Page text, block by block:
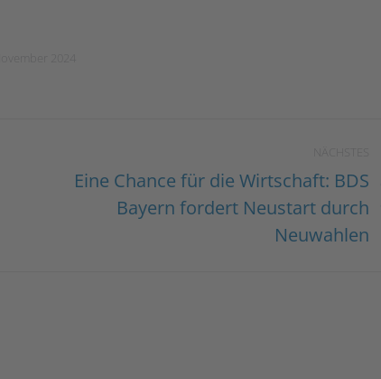
Eine Chance für die Wirtschaft: BDS
Bayern fordert Neustart durch
Neuwahlen